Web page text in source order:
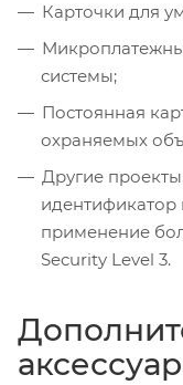
Карточки для
системы;
Постоянная
охраняемых
Другие
идентификатор
применение
Security Level 3.